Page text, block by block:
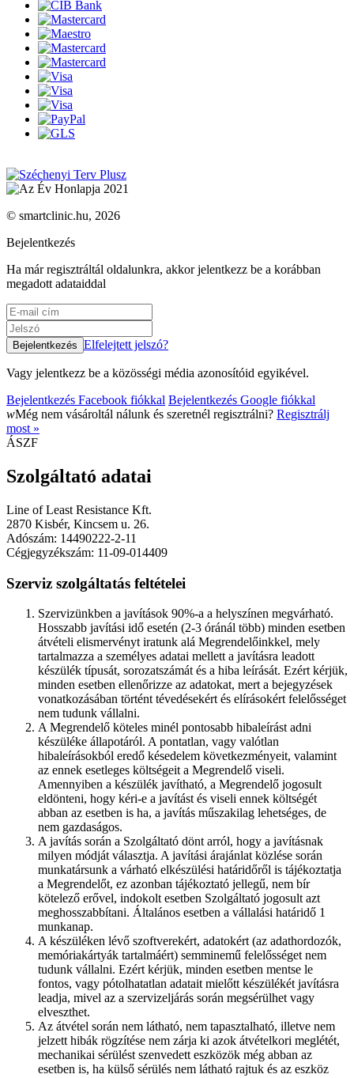
© smartclinic.hu, 2026
Bejelentkezés
Ha már regisztráltál oldalunkra, akkor jelentkezz be a korábban
megadott adataiddal
Elfelejtett jelszó?
Vagy jelentkezz be a közösségi média azonosítóid egyikével.
Bejelentkezés Facebook fiókkal Bejelentkezés Google fiókkal
wMég nem vásároltál nálunk és szeretnél regisztrálni? Regisztrálj
most »
ÁSZF
Szolgáltató adatai
Line of Least Resistance Kft.
2870 Kisbér, Kincsem u. 26.
Adószám: 14490222-2-11
Cégjegyzékszám: 11-09-014409
Szerviz szolgáltatás feltételei
Szervizünkben a javítások 90%-a a helyszínen megvárható.
Hosszabb javítási idő esetén (2-3 óránál több) minden esetben
átvételi elismervényt iratunk alá Megrendelőinkkel, mely
tartalmazza a személyes adatai mellett a javításra leadott
készülék típusát, sorozatszámát és a hiba leírását. Ezért kérjük,
minden esetben ellenőrizze az adatokat, mert a bejegyzések
vonatkozásában történt tévedésekért és elírásokért felelősséget
nem tudunk vállalni.
A Megrendelő köteles minél pontosabb hibaleírást adni
készüléke állapotáról. A pontatlan, vagy valótlan
hibaleírásokból eredő késedelem következményeit, valamint
az ennek esetleges költségeit a Megrendelő viseli.
Amennyiben a készülék javítható, a Megrendelő jogosult
eldönteni, hogy kéri-e a javítást és viseli ennek költségét
abban az esetben is ha, a javítás műszakilag lehetséges, de
nem gazdaságos.
A javítás során a Szolgáltató dönt arról, hogy a javításnak
milyen módját választja. A javítási árajánlat közlése során
munkatársunk a várható elkészülési határidőről is tájékoztatja
a Megrendelőt, ez azonban tájékoztató jellegű, nem bír
kötelező erővel, indokolt esetben Szolgáltató jogosult azt
meghosszabbítani. Általános esetben a vállalási határidő 1
munkanap.
A készüléken lévő szoftverekért, adatokért (az adathordozók,
memóriakártyák tartalmáért) semminemű felelősséget nem
tudunk vállalni. Ezért kérjük, minden esetben mentse le
fontos, vagy pótolhatatlan adatait mielőtt készülékét javításra
leadja, mivel az a szervizeljárás során megsérülhet vagy
elveszthet.
Az átvétel során nem látható, nem tapasztalható, illetve nem
jelzett hibák rögzítése nem zárja ki azok átvételkori meglétét,
mechanikai sérülést szenvedett eszközök még abban az
esetben is, ha külső sérülés nem látható rajtuk és az eszköz